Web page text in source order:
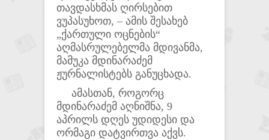
თავდასხმას ღირსებით
ვუპასუხოთ, – ამის შესახებ
„ქართული ოცნების“
აღმასრულებელმა მდივანმა,
მამუკა მდინარაძემ
ჟურნალისტებს განუცხადა.
ამასთან, როგორც
მდინარაძემ აღნიშნა, 9
აპრილს დღეს უდიდესი და
ორმაგი დატვირთვა აქვს.